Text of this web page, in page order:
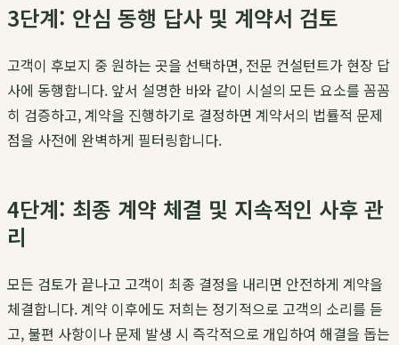
3단계: 안심 동행 답사 및 계약서 검토
고객이 후보지 중 원하는 곳을 선택하면, 전문 컨설턴트가 현장 답
사에 동행합니다. 앞서 설명한 바와 같이 시설의 모든 요소를 꼼꼼
히 검증하고, 계약을 진행하기로 결정하면 계약서의 법률적 문제
점을 사전에 완벽하게 필터링합니다.
4단계: 최종 계약 체결 및 지속적인 사후 관
리
모든 검토가 끝나고 고객이 최종 결정을 내리면 안전하게 계약을
체결합니다. 계약 이후에도 저희는 정기적으로 고객의 소리를 듣
고, 불편 사항이나 문제 발생 시 즉각적으로 개입하여 해결을 돕는